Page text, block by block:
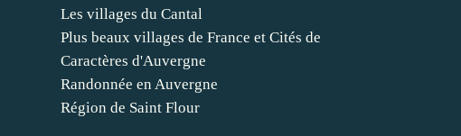
Les villages du Cantal
Plus beaux villages de France et Cités de
Caractères d'Auvergne
Randonnée en Auvergne
Région de Saint Flour